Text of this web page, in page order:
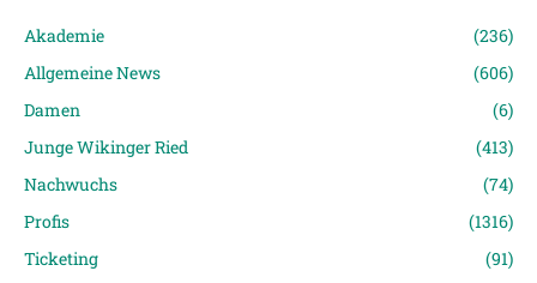
Akademie
(236)
Allgemeine News
(606)
Damen
(6)
Junge Wikinger Ried
(413)
Nachwuchs
(74)
Profis
(1316)
Ticketing
(91)